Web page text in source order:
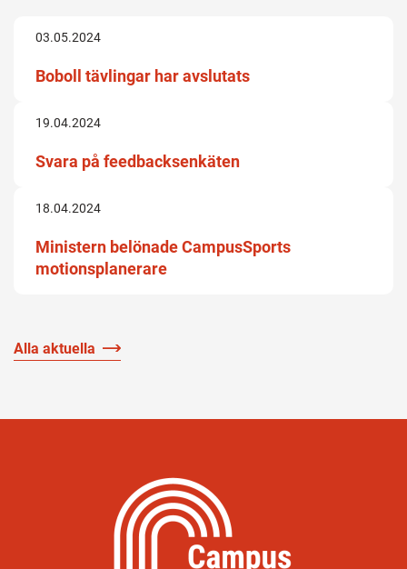
03.05.2024
Boboll tävlingar har avslutats
19.04.2024
Svara på feedbacksenkäten
18.04.2024
Ministern belönade CampusSports
motionsplanerare
Alla aktuella